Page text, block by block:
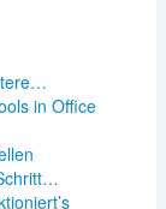
in Office